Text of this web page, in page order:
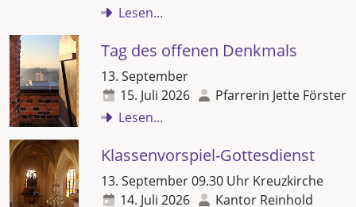
Lesen...
Tag des offenen Denkmals
13. September
15. Juli 2026
Pfarrerin Jette Förster
Lesen...
Klassenvorspiel-Gottesdienst
13. September 09.30 Uhr Kreuzkirche
14. Juli 2026
Kantor Reinhold